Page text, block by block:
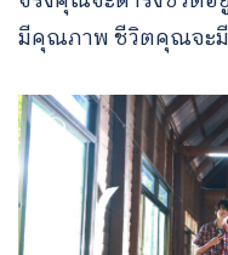
มีคุณภาพ ชีวิตคุณจะ